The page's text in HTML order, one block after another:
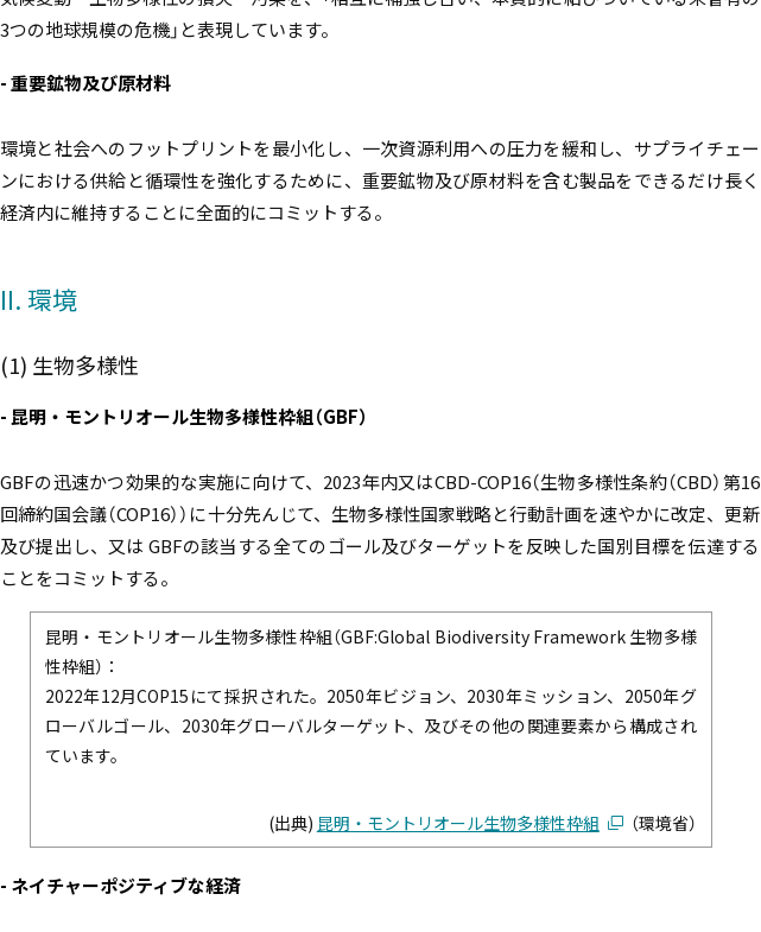
3つの地球規模の危機」と表現しています。
- 重要鉱物及び原材料
環境と社会へのフットプリントを最小化し、一次資源利用への圧力を緩和し、サプライチェー
ンにおける供給と循環性を強化するために、重要鉱物及び原材料を含む製品をできるだけ長く
経済内に維持することに全面的にコミットする。
II. 環境
(1) 生物多様性
- 昆明・モントリオール生物多様性枠組（GBF）
GBFの迅速かつ効果的な実施に向けて、2023年内又はCBD-COP16（生物多様性条約（CBD）第16
回締約国会議（COP16））に十分先んじて、生物多様性国家戦略と行動計画を速やかに改定、更新
及び提出し、又は GBFの該当する全てのゴール及びターゲットを反映した国別目標を伝達する
ことをコミットする。
昆明・モントリオール生物多様性枠組（GBF:Global Biodiversity Framework 生物多様
性枠組）：
2022年12月COP15にて採択された。2050年ビジョン、2030年ミッション、2050年グ
ローバルゴール、2030年グローバルターゲット、及びその他の関連要素から構成され
ています。
(出典) 昆明・モントリオール生物多様性枠組 （環境省）
- ネイチャーポジティブな経済